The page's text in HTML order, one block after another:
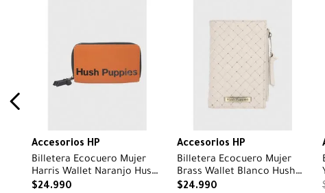
Accesorios HP
Billetera Ecocuero Mujer
Harris Wallet Naranjo Hush
Puppies
$24.990
Accesorios HP
Billetera Ecocuero Mujer
Brass Wallet Blanco Hush
Puppies
$24.990